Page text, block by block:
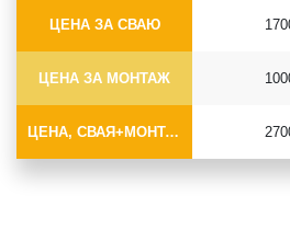
ЦЕНА ЗА СВАЮ
ЦЕНА ЗА МОНТАЖ
ЦЕНА, СВАЯ+МОНТАЖ (БЕЗ ОГОЛОВКА)